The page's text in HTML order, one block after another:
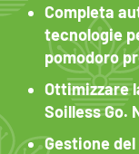
Completa
tecnologie
pomodoro
Ottimizzare
Soilless Go.
Gestione